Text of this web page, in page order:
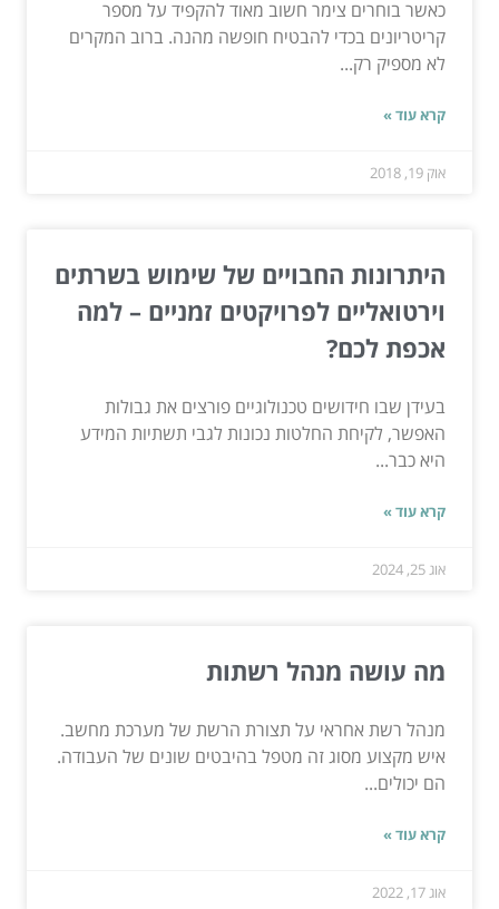
כאשר בוחרים צימר חשוב מאוד להקפיד על מספר
קריטריונים בכדי להבטיח חופשה מהנה. ברוב המקרים
לא מספיק רק...
קרא עוד »
אוק 19, 2018
היתרונות החבויים של שימוש בשרתים
וירטואליים לפרויקטים זמניים – למה
אכפת לכם?
בעידן שבו חידושים טכנולוגיים פורצים את גבולות
האפשר, לקיחת החלטות נכונות לגבי תשתיות המידע
היא כבר...
קרא עוד »
אוג 25, 2024
מה עושה מנהל רשתות
מנהל רשת אחראי על תצורת הרשת של מערכת מחשב.
איש מקצוע מסוג זה מטפל בהיבטים שונים של העבודה.
הם יכולים...
קרא עוד »
אוג 17, 2022